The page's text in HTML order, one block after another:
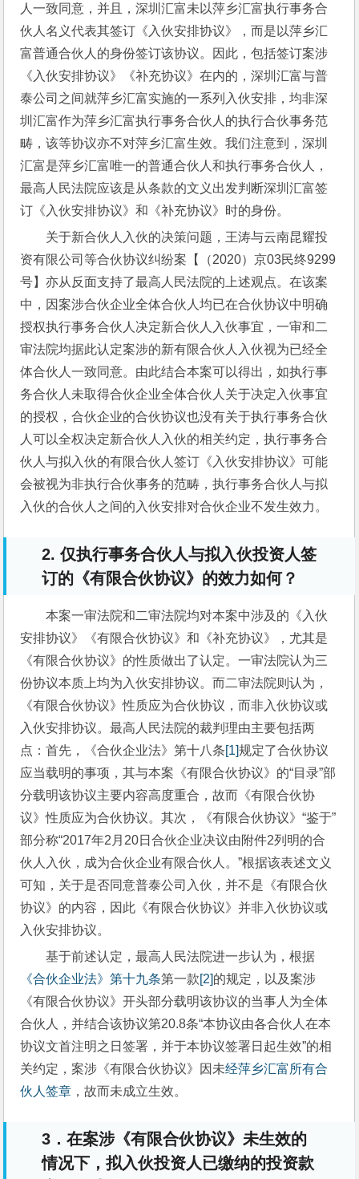
人一致同意，并且，深圳汇富未以萍乡汇富执行事务合
伙人名义代表其签订《入伙安排协议》，而是以萍乡汇
富普通合伙人的身份签订该协议。因此，包括签订案涉
《入伙安排协议》《补充协议》在内的，深圳汇富与普
泰公司之间就萍乡汇富实施的一系列入伙安排，均非深
圳汇富作为萍乡汇富执行事务合伙人的执行合伙事务范
畴，该等协议亦不对萍乡汇富生效。我们注意到，深圳
汇富是萍乡汇富唯一的普通合伙人和执行事务合伙人，
最高人民法院应该是从条款的文义出发判断深圳汇富签
订《入伙安排协议》和《补充协议》时的身份。
关于新合伙人入伙的决策问题，王涛与云南昆耀投
资有限公司等合伙协议纠纷案【（2020）京03民终9299
号】亦从反面支持了最高人民法院的上述观点。在该案
中，因案涉合伙企业全体合伙人均已在合伙协议中明确
授权执行事务合伙人决定新合伙人入伙事宜，一审和二
审法院均据此认定案涉的新有限合伙人入伙视为已经全
体合伙人一致同意。由此结合本案可以得出，如执行事
务合伙人未取得合伙企业全体合伙人关于决定入伙事宜
的授权，合伙企业的合伙协议也没有关于执行事务合伙
人可以全权决定新合伙人入伙的相关约定，执行事务合
伙人与拟入伙的有限合伙人签订《入伙安排协议》可能
会被视为非执行合伙事务的范畴，执行事务合伙人与拟
入伙的合伙人之间的入伙安排对合伙企业不发生效力。
2.仅执行事务合伙人与拟入伙投资人签
订的《有限合伙协议》的效力如何？
本案一审法院和二审法院均对本案中涉及的《入伙
安排协议》《有限合伙协议》和《补充协议》，尤其是
《有限合伙协议》的性质做出了认定。一审法院认为三
份协议本质上均为入伙安排协议。而二审法院则认为，
《有限合伙协议》性质应为合伙协议，而非入伙协议或
入伙安排协议。最高人民法院的裁判理由主要包括两
点：首先，《合伙企业法》第十八条[1]规定了合伙协议
应当载明的事项，其与本案《有限合伙协议》的“目录”部
分载明该协议主要内容高度重合，故而《有限合伙协
议》性质应为合伙协议。其次，《有限合伙协议》“鉴于”
部分称“2017年2月20日合伙企业决议由附件2列明的合
伙人入伙，成为合伙企业有限合伙人。”根据该表述文义
可知，关于是否同意普泰公司入伙，并不是《有限合伙
协议》的内容，因此《有限合伙协议》并非入伙协议或
入伙安排协议。
基于前述认定，最高人民法院进一步认为，根据
《合伙企业法》第十九条第一款[2]的规定，以及案涉
《有限合伙协议》开头部分载明该协议的当事人为全体
合伙人，并结合该协议第20.8条“本协议由各合伙人在本
协议文首注明之日签署，并于本协议签署日起生效”的相
关约定，案涉《有限合伙协议》因未经萍乡汇富所有合
伙人签章 ，故而未成立生效。
3 ．在案涉《有限合伙协议》未生效的
情况下，拟入伙投资人已缴纳的投资款